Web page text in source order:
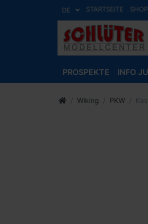
DE STARTSEITE
PROSPEKTE INFO
Wiking PKW